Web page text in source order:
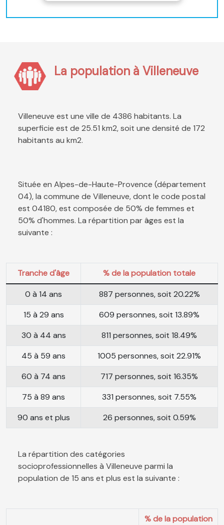
La population à Villeneuve
Villeneuve est une ville de 4386 habitants. La
superficie est de 25.51 km2, soit une densité de 172
habitants au km2.
Située en Alpes-de-Haute-Provence (département
04), la commune de Villeneuve, dont le code postal
est 04180, est composée de 50% de femmes et
50% d'hommes. La répartition par âges est la
suivante :
Tranche d'âge
% de la population totale
0 à 14 ans
887 personnes, soit 20.22%
15 à 29 ans
609 personnes, soit 13.89%
30 à 44 ans
811 personnes, soit 18.49%
45 à 59 ans
1005 personnes, soit 22.91%
60 à 74 ans
717 personnes, soit 16.35%
75 à 89 ans
331 personnes, soit 7.55%
90 ans et plus
26 personnes, soit 0.59%
La répartition des catégories
socioprofessionnelles à Villeneuve parmi la
population de 15 ans et plus est la suivante :
% de la population